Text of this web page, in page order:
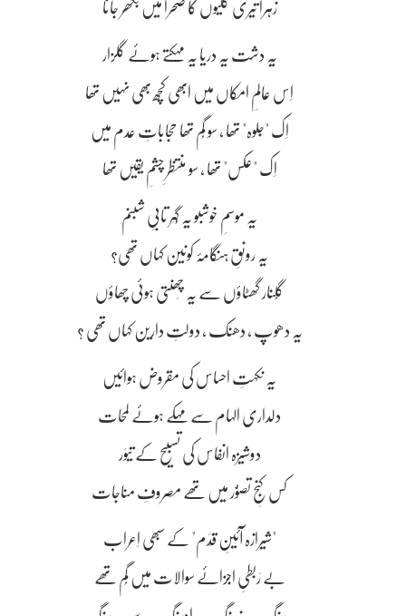
زہرا تیری کلیوں کا صحرا میں بکھر جانا
یہ دشت یہ دریا یہ مہکتے ہوئے گلزار
اِس عالمِ امکاں میں ابھی کچھ بھی نہیں تھا
اِک "جلوہ" تھا ، سو گُم تھا حجاباتِ عدم میں
اِک "عکس" تھا ، سو منتظرِ چشمِ یقیں تھا
یہ موسمِ خوشبو یہ گُہَر تابیِ شبنم
یہ رونقِ ہنگامۂ کونین کہاں تھی؟
گُلنار گھٹاؤں سے یہ چَھنتی ہوئی چھاؤں
یہ دھوپ ، دھنک ، دولتِ دارین کہاں تھی ؟
یہ نکہتِ احساس کی مقروض ہوائیں
دلداری الہام سے مہکے ہوئے لمحات
دوشیزہ انفاس کی تسبیح کے تیوَر
کس کنجِ تصوُّر میں تھے مصروفِ مناجات
"شیرازہ آئینِ قِدَم" کے سبھی اِعراب
بے رَبطیِ اجزائے سوالات میں گُم تھے